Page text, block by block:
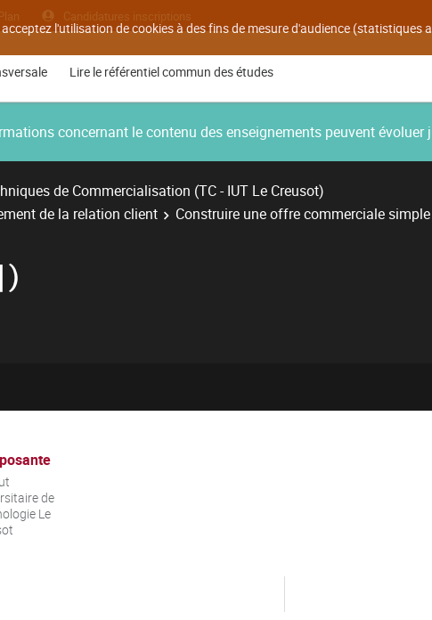
l'utilisation de cookies à des fins de mesure d'audience (statistiques
Plan Candidatures inscriptions
Lire le référentiel commun des études
concernant le contenu des enseignements peuvent évoluer
de Commercialisation (TC - IUT Le Creusot)
de la relation client
Construire une offre commerciale simple
de
Le